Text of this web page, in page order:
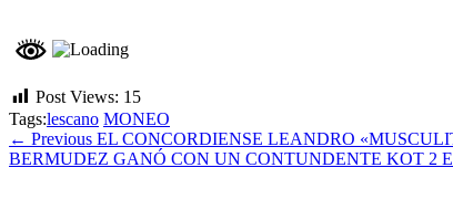
Post Views: 15
Tags:lescano MONEO
← Previous EL CONCORDIENSE LEANDRO
BERMUDEZ GANÓ CON UN CONTUNDENTE KOT 2